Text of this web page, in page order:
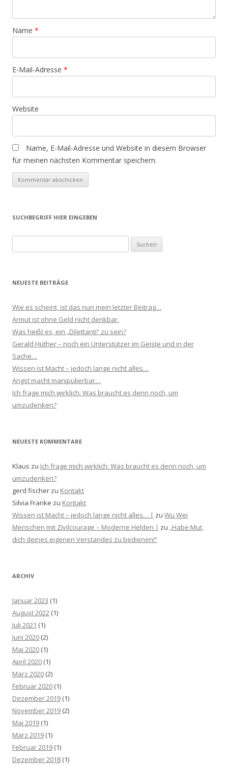
Name *
E-Mail-Adresse *
Website
Name, E-Mail-Adresse und Website in diesem Browser
für meinen nächsten Kommentar speichern.
SUCHBEGRIFF HIER EINGEBEN
nach:
NEUESTE BEITRÄGE
Wie es scheint, ist das nun mein letzter Beitrag…
Armut ist ohne Geld nicht denkbar.
Was heißt es, ein „Dilettanti“ zu sein?
Gerald Hüther – noch ein Unterstützer im Geiste und in der
Sache…
Wissen ist Macht – jedoch lange nicht alles…
Angst macht manipulierbar…
Ich frage mich wirklich: Was braucht es denn noch, um
umzudenken?
NEUESTE KOMMENTARE
Klaus zu Ich frage mich wirklich: Was braucht es denn noch, um
umzudenken?
gerd fischer zu Kontakt
Silvia Franke zu Kontakt
Wissen ist Macht – jedoch lange nicht alles… | zu Wu Wei
Menschen mit Zivilcourage – Moderne Helden | zu „Habe Mut,
dich deines eigenen Verstandes zu bedienen!“
ARCHIV
Januar 2023 (1)
August 2022 (1)
Juli 2021 (1)
Juni 2020 (2)
Mai 2020 (1)
April 2020 (1)
März 2020 (2)
Februar 2020 (1)
Dezember 2019 (1)
November 2019 (2)
Mai 2019 (1)
März 2019 (1)
Februar 2019 (1)
Dezember 2018 (1)